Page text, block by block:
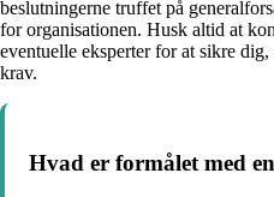
beslutningerne truffet på
for organisationen. Husk altid at
eventuelle eksperter for at sikre
krav.
Hvad er formålet med